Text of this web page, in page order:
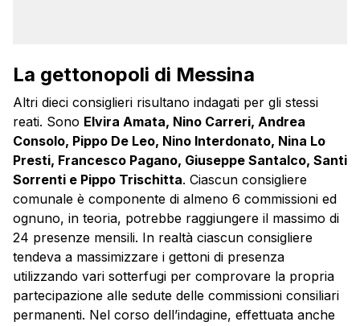
La gettonopoli di Messina
Altri dieci consiglieri risultano indagati per gli stessi
reati. Sono Elvira Amata, Nino Carreri, Andrea
Consolo, Pippo De Leo, Nino Interdonato, Nina Lo
Presti, Francesco Pagano, Giuseppe Santalco, Santi
Sorrenti e Pippo Trischitta. Ciascun consigliere
comunale è componente di almeno 6 commissioni ed
ognuno, in teoria, potrebbe raggiungere il massimo di
24 presenze mensili. In realtà ciascun consigliere
tendeva a massimizzare i gettoni di presenza
utilizzando vari sotterfugi per comprovare la propria
partecipazione alle sedute delle commissioni consiliari
permanenti. Nel corso dell’indagine, effettuata anche